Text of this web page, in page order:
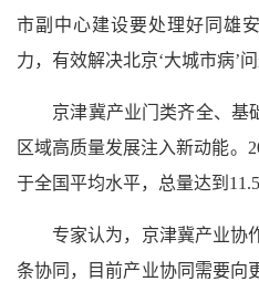
市副中心建设要处理好同雄
力，有效解决北京‘大城市病’
京津冀产业门类齐全、基
区域高质量发展注入新动能。
于全国平均水平，总量达到
专家认为，京津冀产业协
条协同，目前产业协同需要向